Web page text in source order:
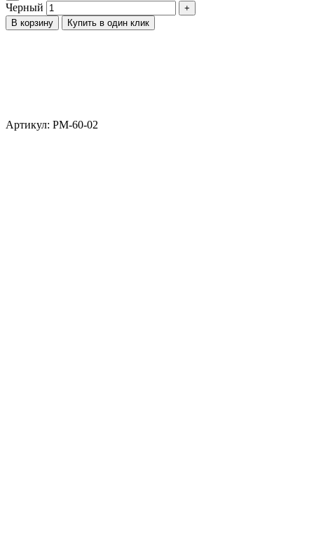
Черный
+
В корзину
Купить в один клик
Артикул: РМ-60-02